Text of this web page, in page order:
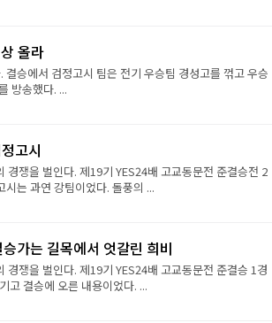
올라
승에서 검정고시 팀은 전기 우승팀 경성고를 꺾고 우승
방송했다. ...
고시
쟁을 벌인다. 제19기 YES24배 고교동문전 준결승전 2
는 과연 강팀이었다. 돌풍의 ...
가는 길목에서 엇갈린 희비
쟁을 벌인다. 제19기 YES24배 고교동문전 준결승 1경
고 결승에 오른 내용이었다. ...